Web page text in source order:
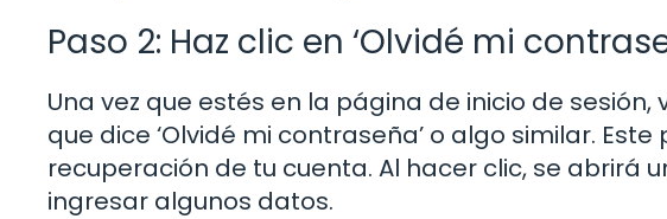
Paso 2: Haz clic en ‘Olvidé mi
Una vez que estés en la página de inicio de
que dice ‘Olvidé mi contraseña’ o algo similar.
recuperación de tu cuenta. Al hacer clic, se abrirá
ingresar algunos datos.